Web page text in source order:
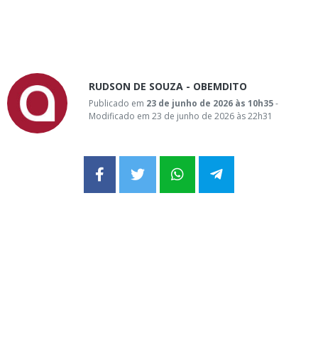
RUDSON DE SOUZA - OBEMDITO
Publicado em 23 de junho de 2026 às 10h35-
Modificado em 23 de junho de 2026 às 22h31